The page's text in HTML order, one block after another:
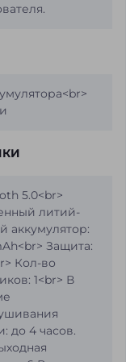
5.0<br>
литий-
аккумулятор:
Защита:
Кол-во
1<br> В
до 4 часов.